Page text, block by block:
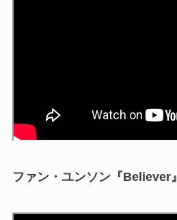
ファン・ユンソン『Believer』